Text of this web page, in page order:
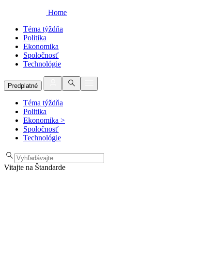
Home
Téma týždňa
Politika
Ekonomika
Spoločnosť
Technológie
Predplatné
Téma týždňa
Politika
Ekonomika >
Spoločnosť
Technológie
Vitajte na Štandarde